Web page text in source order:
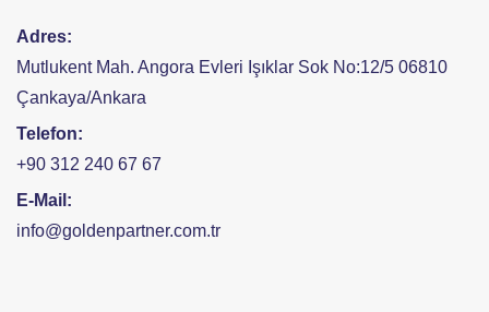
Adres:
Mutlukent Mah. Angora Evleri Işıklar Sok No:12/5 06810
Çankaya/Ankara
Telefon:
+90 312 240 67 67
E-Mail:
info@goldenpartner.com.tr